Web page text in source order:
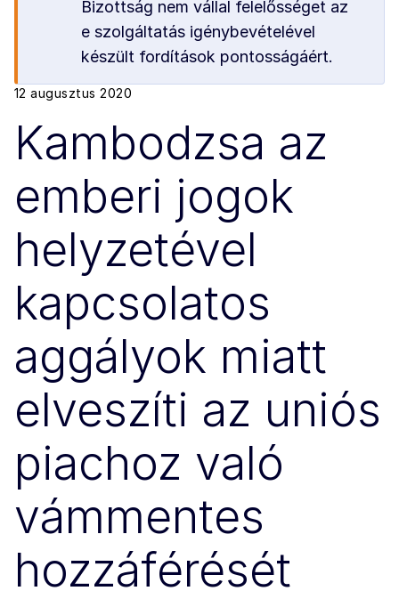
Bizottság nem vállal felelősséget az
e szolgáltatás igénybevételével
készült fordítások pontosságáért.
12 augusztus 2020
Kambodzsa az
emberi jogok
helyzetével
kapcsolatos
aggályok miatt
elveszíti az uniós
piachoz való
vámmentes
hozzáférését